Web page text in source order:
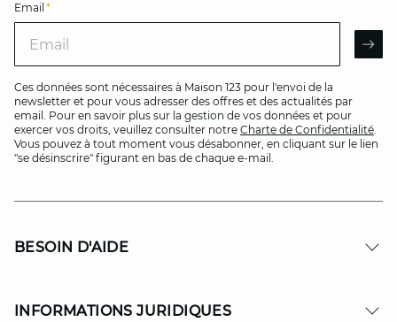
Email *
Ces données sont nécessaires à Maison 123 pour l'envoi de la
newsletter et pour vous adresser des offres et des actualités par
email. Pour en savoir plus sur la gestion de vos données et pour
exercer vos droits, veuillez consulter notre Charte de Confidentialité.
Vous pouvez à tout moment vous désabonner, en cliquant sur le lien
"se désinscrire" figurant en bas de chaque e-mail.
BESOIN D'AIDE
INFORMATIONS JURIDIQUES